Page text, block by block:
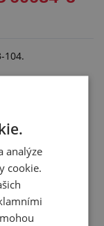
104.
analýze
cookie.